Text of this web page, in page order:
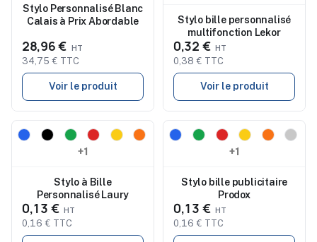
Stylo Personnalisé Blanc
Calais à Prix Abordable
28,96 €
34,75 € TTC
Voir le produit
Stylo bille personnalisé
multifonction Lekor
0,32 €
0,38 € TTC
Voir le produit
Nouveau
+1
Stylo à Bille
Personnalisé Laury
0,13 €
0,16 € TTC
Nouveau
+1
Stylo bille publicitaire
Prodox
0,13 €
0,16 € TTC